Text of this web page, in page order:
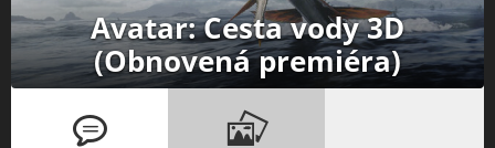
Avatar: Cesta vody 3D
(Obnovená premiéra)